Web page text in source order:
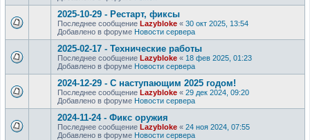
2025-10-29 - Рестарт, фиксы
Последнее сообщение Lazybloke « 30 окт 2025, 13:54
Добавлено в форуме Новости сервера
2025-02-17 - Технические работы
Последнее сообщение Lazybloke « 18 фев 2025, 01:23
Добавлено в форуме Новости сервера
2024-12-29 - С наступающим 2025 годом!
Последнее сообщение Lazybloke « 29 дек 2024, 09:20
Добавлено в форуме Новости сервера
2024-11-24 - Фикс оружия
Последнее сообщение Lazybloke « 24 ноя 2024, 07:55
Добавлено в форуме Новости сервера